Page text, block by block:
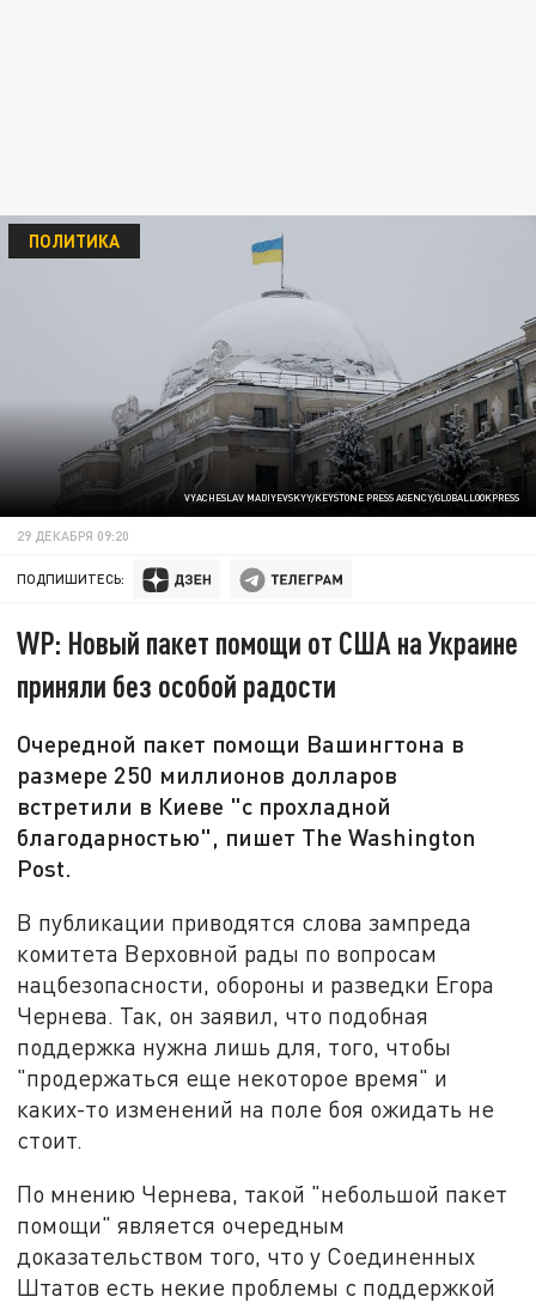
VYACHESLAV MADIYEVSKYY/KEYSTONE PRESS AGENCY/GLOBALLOOKPRESS
ПОЛИТИКА
29 ДЕКАБРЯ 09:20
ПОДПИШИТЕСЬ:
WP: Новый пакет помощи от США на Украине
приняли без особой радости
Очередной пакет помощи Вашингтона в
размере 250 миллионов долларов
встретили в Киеве "с прохладной
благодарностью", пишет The Washington
Post.
В публикации приводятся слова зампреда
комитета Верховной рады по вопросам
нацбезопасности, обороны и разведки Егора
Чернева. Так, он заявил, что подобная
поддержка нужна лишь для, того, чтобы
"продержаться еще некоторое время" и
каких-то изменений на поле боя ожидать не
стоит.
По мнению Чернева, такой "небольшой пакет
помощи" является очередным
доказательством того, что у Соединенных
Штатов есть некие проблемы с поддержкой